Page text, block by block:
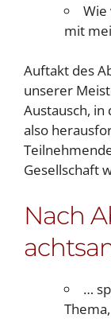
Wie
mit
Auftakt des
unserer
Austausch, in
also
Gesellschaft
Nach
…
Thema,